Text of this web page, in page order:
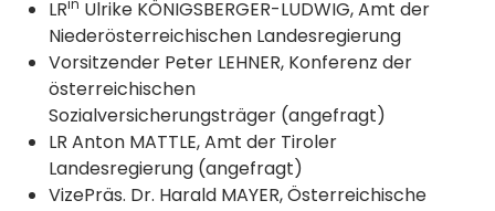
LRin Ulrike KÖNIGSBERGER-LUDWIG, Amt der
Niederösterreichischen Landesregierung
Vorsitzender Peter LEHNER, Konferenz der
österreichischen
Sozialversicherungsträger (angefragt)
LR Anton MATTLE, Amt der Tiroler
Landesregierung (angefragt)
VizePräs. Dr. Harald MAYER, Österreichische